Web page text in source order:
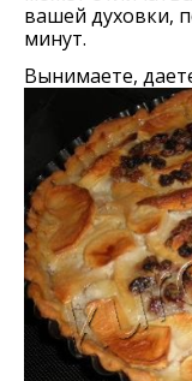
вашей духовки,
минут.
Вынимаете,